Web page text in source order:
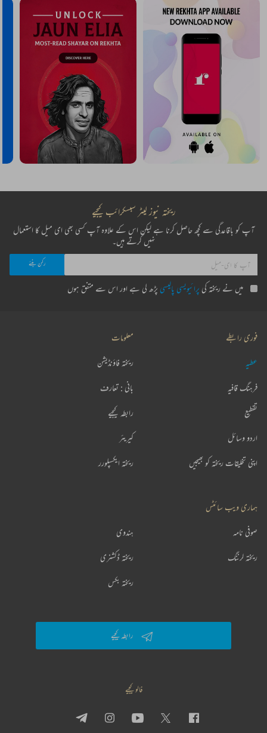
ریختہ نیوز لیٹر سبسکرائب کیجیے
آپ کو باقاعدگی سے کچھ حاصل کرنا ہے لیکن اس کے علاوہ آپ کسی بھی ای میل کا استعمال
نہیں کرتے ہیں۔
میں نے ریختہ کی پرائیویسی پالیسی پڑھ لی ہے اور اس سے متفق ہوں
فوری رابطے
عطیہ
فرہنگ قافیہ
تقطیع
اردو وسائل
اپنی تخلیقات ریختہ کو بھیجیں
معلومات
ریختہ فاؤنڈیشن
بانی : تعارف
رابطہ کیجیے
کیریئر
ریختہ ایکسپلورر
ہماری ویب سائٹس
ہندوی صوفی نامہ
ریختہ ڈکشنری ریختہ لرننگ
ریختہ بکس
رابطہ کیجیے
فالو کیجیے